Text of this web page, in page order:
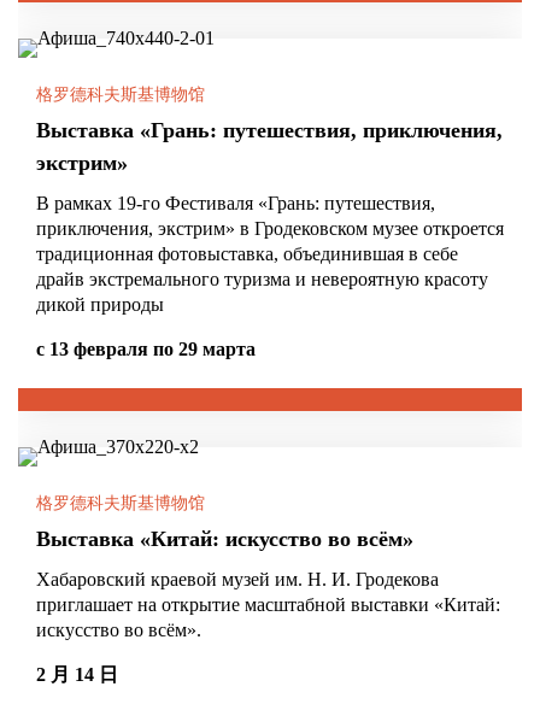
格罗德科夫斯基博物馆
Выставка «Грань: путешествия, приключения,
экстрим»
В рамках 19-го Фестиваля «Грань: путешествия,
приключения, экстрим» в Гродековском музее откроется
традиционная фотовыставка, объединившая в себе
драйв экстремального туризма и невероятную красоту
дикой природы
с 13 февраля по 29 марта
格罗德科夫斯基博物馆
Выставка «Китай: искусство во всём»
Хабаровский краевой музей им. Н. И. Гродекова
приглашает на открытие масштабной выставки «Китай:
искусство во всём».
2 月 14 日